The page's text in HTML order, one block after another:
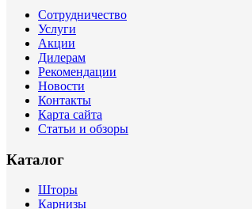
Сотрудничество
Услуги
Акции
Дилерам
Рекомендации
Новости
Контакты
Карта сайта
Статьи и обзоры
Каталог
Шторы
Карнизы